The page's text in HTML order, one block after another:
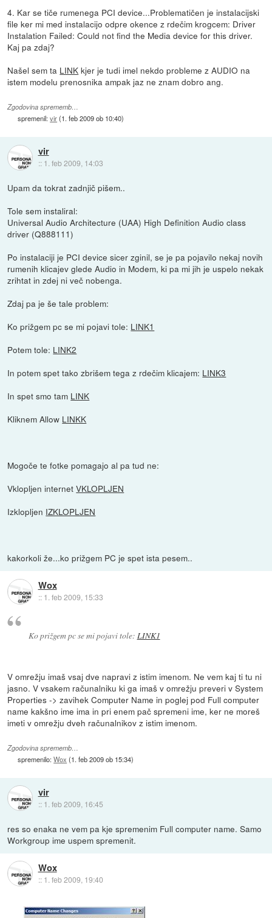
4. Kar se tiče rumenega PCI device...Problematičen je instalacijski
file ker mi med instalacijo odpre okence z rdečim krogcem: Driver
Instalation Failed: Could not find the Media device for this driver.
Kaj pa zdaj?
Našel sem ta LINK kjer je tudi imel nekdo probleme z AUDIO na
istem modelu prenosnika ampak jaz ne znam dobro ang.
Zgodovina sprememb…
spremenil:vir(1. feb 2009 ob 10:40)
vir
:: 1. feb 2009, 14:03
Upam da tokrat zadnjič pišem..
Tole sem instaliral:
Universal Audio Architecture (UAA) High Definition Audio class
driver (Q888111)
Po instalaciji je PCI device sicer zginil, se je pa pojavilo nekaj novih
rumenih klicajev glede Audio in Modem, ki pa mi jih je uspelo nekak
zrihtat in zdej ni več nobenga.
Zdaj pa je še tale problem:
Ko prižgem pc se mi pojavi tole: LINK1
Potem tole: LINK2
In potem spet tako zbrišem tega z rdečim klicajem: LINK3
In spet smo tam LINK
Kliknem Allow LINKK
Mogoče te fotke pomagajo al pa tud ne:
Vklopljen internetVKLOPLJEN
Izklopljen IZKLOPLJEN
kakorkoli že...ko prižgem PC je spet ista pesem..
Wox
:: 1. feb 2009, 15:33
Ko prižgem pc se mi pojavi tole: LINK1
V omrežju imaš vsaj dve napravi z istim imenom. Ne vem kaj ti tu ni
jasno. V vsakem računalniku ki ga imaš v omrežju preveri v System
Properties -> zavihek Computer Name in poglej pod Full computer
name kakšno ime ima in pri enem pač spremeni ime, ker ne moreš
imeti v omrežju dveh računalnikov z istim imenom.
Zgodovina sprememb…
spremenilo:Wox (1. feb 2009 ob 15:34)
vir
:: 1. feb 2009, 16:45
res so enaka ne vem pa kje spremenim Full computer name. Samo
Workgroup ime uspem spremenit.
Wox
:: 1. feb 2009, 19:40